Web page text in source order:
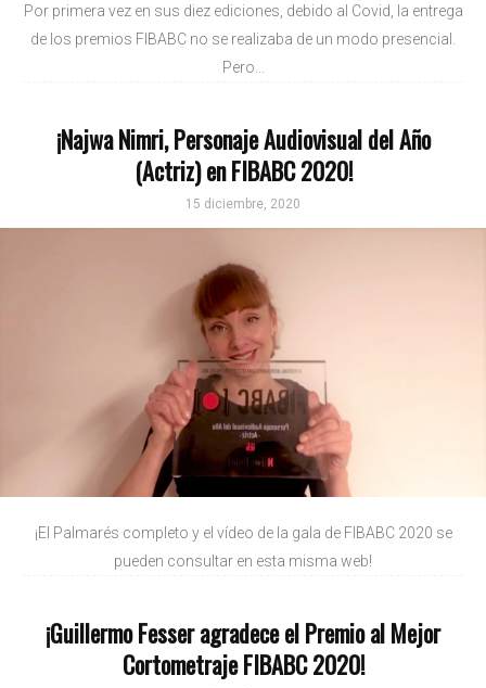
Por primera vez en sus diez ediciones, debido al Covid, la entrega
de los premios FIBABC no se realizaba de un modo presencial.
Pero...
¡Najwa Nimri, Personaje Audiovisual del Año
(Actriz) en FIBABC 2020!
15 diciembre, 2020
¡El Palmarés completo y el vídeo de la gala de FIBABC 2020 se
pueden consultar en esta misma web!
¡Guillermo Fesser agradece el Premio al Mejor
Cortometraje FIBABC 2020!